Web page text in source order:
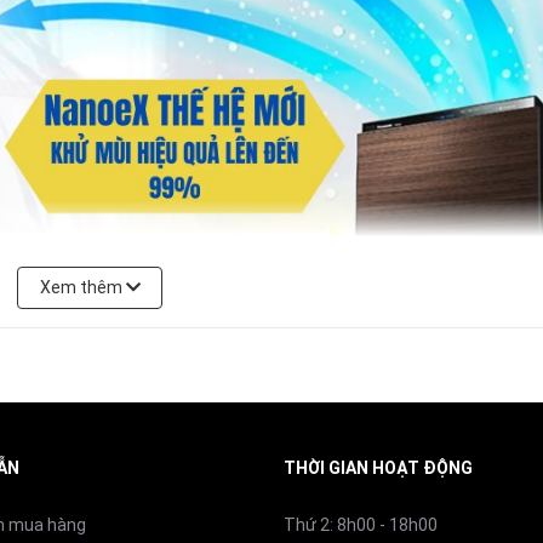
1,1㎥/phút
55dB
33dB
11W
tới 30 cm. Đây là phòng cho em bé bò, thú cưng, hoặc
Xem thêm
mua hàng
THỜI GIAN HOẠT ĐỘNG
Thứ 2: 8h00 - 18h00